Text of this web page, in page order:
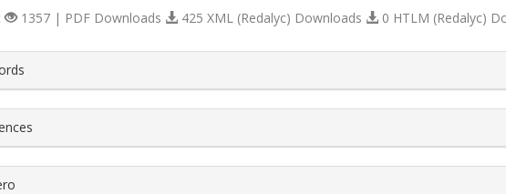
1357 | PDF Downloads 425 XML (Redalyc) Downloads 0 HTLM (Redalyc)